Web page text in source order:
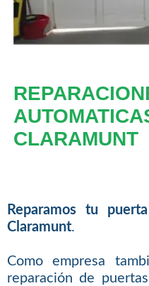
CLARAMUNT
Reparamos tu
Claramunt.
Como empresa
reparación de